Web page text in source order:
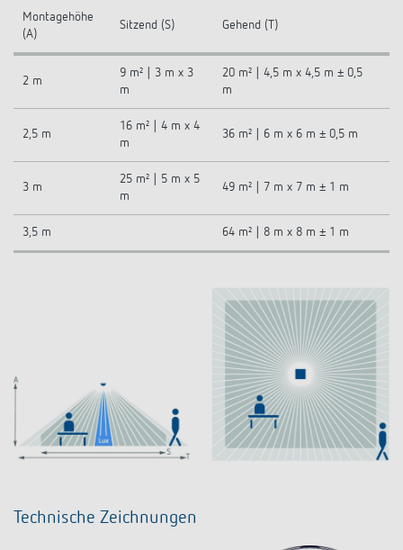
Montagehöhe
(A)
Sitzend (S) Gehend (T)
2 m
9 m² | 3 m x 3
m
20 m² | 4,5 m x 4,5 m ± 0,5
m
2,5 m
16 m² | 4 m x 4
m
36 m² | 6 m x 6 m ± 0,5 m
3 m
25 m² | 5 m x 5
m
49 m² | 7 m x 7 m ± 1 m
3,5 m 64 m² | 8 m x 8 m ± 1 m
Technische Zeichnungen